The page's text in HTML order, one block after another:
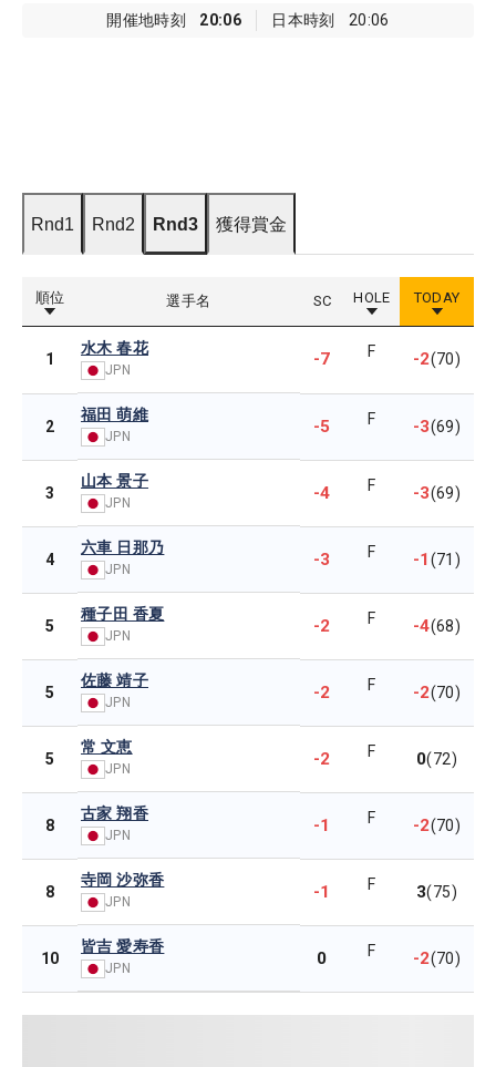
開催地時刻 20:06 日本時刻 20:06
Rnd1 Rnd2 Rnd3 獲得賞金
順位 選手名 SC HOLE TODAY
1
水木 春花
JPN
-7 F -2(70)
2
福田 萌維
JPN -5 F -3(69)
3
山本 景子
JPN -4 F -3(69)
4
六車 日那乃
JPN -3 F -1(71)
5
種子田 香夏
JPN -2 F -4(68)
5
佐藤 靖子
JPN -2 F -2(70)
5
常 文恵
JPN -2 F 0(72)
8
古家 翔香
JPN -1 F -2(70)
8
寺岡 沙弥香
JPN -1 F 3(75)
10
皆吉 愛寿香
JPN 0 F -2(70)